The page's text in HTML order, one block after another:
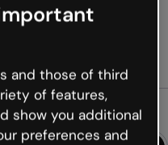
and those of third
of features,
show you additional
preferences and